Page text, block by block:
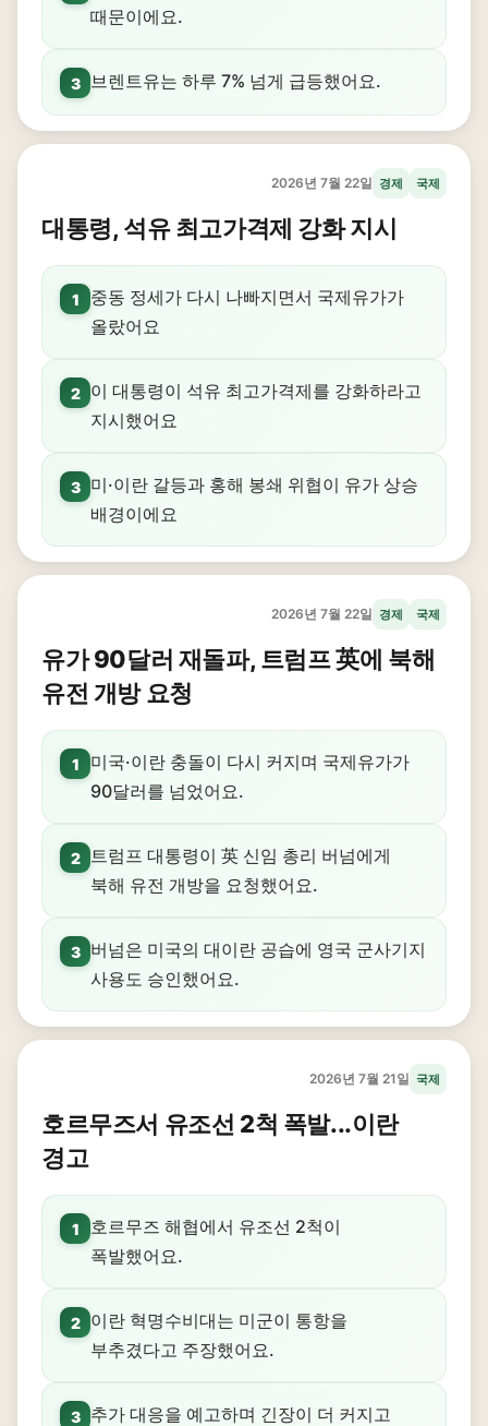
때문이에요.
3 브렌트유는 하루 7% 넘게 급등했어요.
2026년 7월 22일 경제 국제
대통령, 석유 최고가격제 강화 지시
1
중동 정세가 다시 나빠지면서 국제유가가
올랐어요
2
이 대통령이 석유 최고가격제를 강화하라고
지시했어요
3
미·이란 갈등과 홍해 봉쇄 위협이 유가 상승
배경이에요
2026년 7월 22일 경제 국제
유가 90달러 재돌파, 트럼프 英에 북해
유전 개방 요청
1
미국·이란 충돌이 다시 커지며 국제유가가
90달러를 넘었어요.
2
트럼프 대통령이 英 신임 총리 버넘에게
북해 유전 개방을 요청했어요.
3
버넘은 미국의 대이란 공습에 영국 군사기지
사용도 승인했어요.
2026년 7월 21일 국제
호르무즈서 유조선 2척 폭발...이란
경고
1
호르무즈 해협에서 유조선 2척이
폭발했어요.
2
이란 혁명수비대는 미군이 통항을
부추겼다고 주장했어요.
3 추가 대응을 예고하며 긴장이 더 커지고